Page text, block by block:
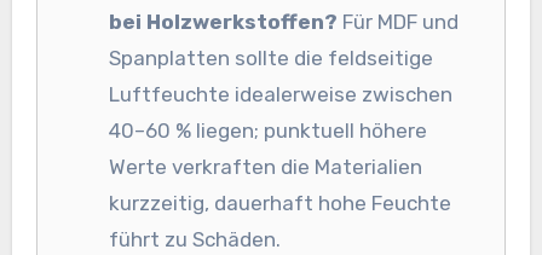
bei Holzwerkstoffen? Für MDF und
Spanplatten sollte die feldseitige
Luftfeuchte idealerweise zwischen
40–60 % liegen; punktuell höhere
Werte verkraften die Materialien
kurzzeitig, dauerhaft hohe Feuchte
führt zu Schäden.